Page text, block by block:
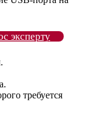
эксперту
требуется